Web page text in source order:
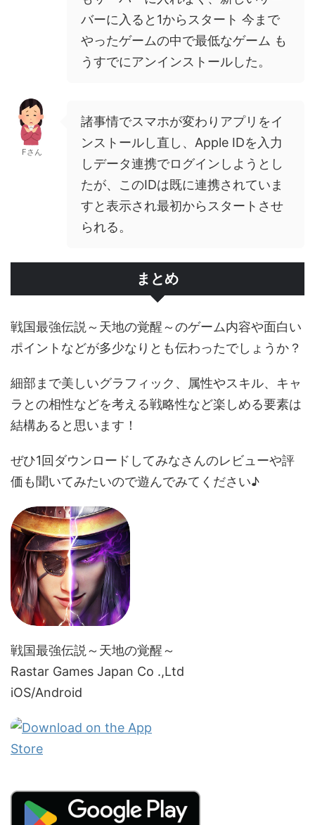
バーに入ると1からスタート 今まで
やったゲームの中で最低なゲーム も
うすでにアンインストールした。
Fさん
諸事情でスマホが変わりアプリをイ
ンストールし直し、Apple IDを入力
しデータ連携でログインしようとし
たが、このIDは既に連携されていま
すと表示され最初からスタートさせ
られる。
まとめ
戦国最強伝説～天地の覚醒～のゲーム内容や面白い
ポイントなどが多少なりとも伝わったでしょうか？
細部まで美しいグラフィック、属性やスキル、キャ
ラとの相性などを考える戦略性など楽しめる要素は
結構あると思います！
ぜひ1回ダウンロードしてみなさんのレビューや評
価も聞いてみたいので遊んでみてください♪
戦国最強伝説～天地の覚醒～
Rastar Games Japan Co .,Ltd
iOS/Android